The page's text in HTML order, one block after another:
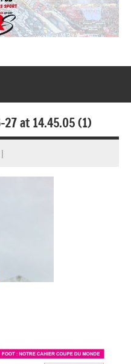
at 14.45.05 (1)